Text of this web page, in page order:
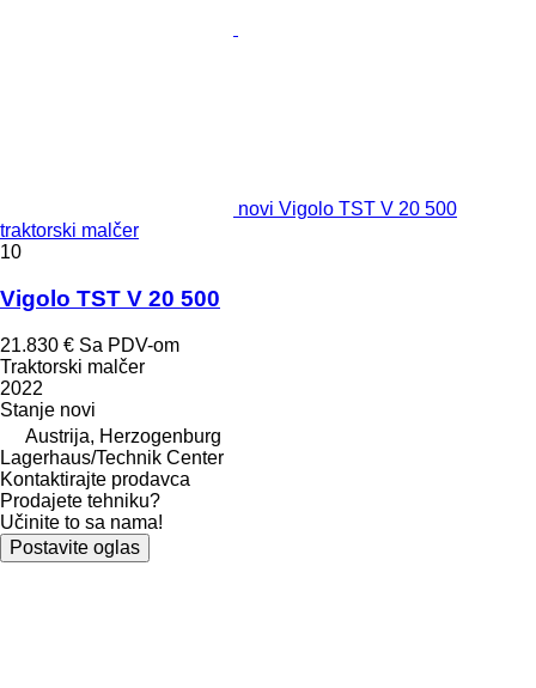
novi Vigolo TST V 20 500
traktorski malčer
10
Vigolo TST V 20 500
21.830 € Sa PDV-om
Traktorski malčer
2022
Stanje novi
Austrija, Herzogenburg
Lagerhaus/Technik Center
Kontaktirajte prodavca
Prodajete tehniku?
Učinite to sa nama!
Postavite oglas